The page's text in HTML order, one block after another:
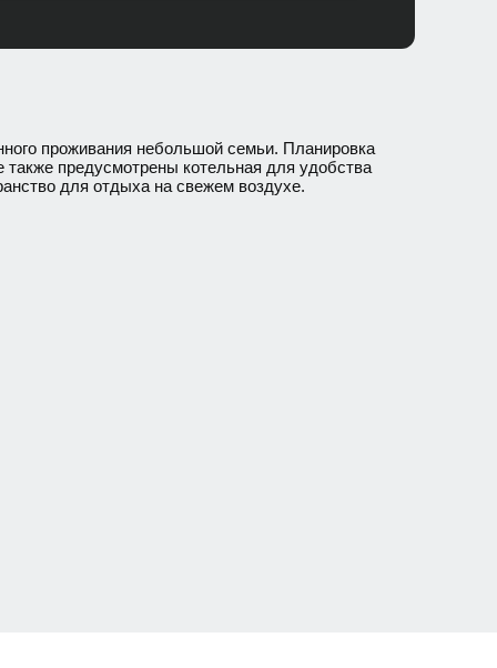
проживания небольшой семьи. Планировка
предусмотрены котельная для удобства
для отдыха на свежем воздухе.